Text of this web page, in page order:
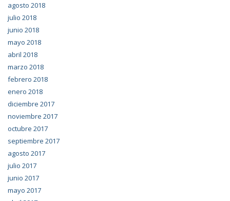
agosto 2018
julio 2018
junio 2018
mayo 2018
abril 2018
marzo 2018
febrero 2018
enero 2018
diciembre 2017
noviembre 2017
octubre 2017
septiembre 2017
agosto 2017
julio 2017
junio 2017
mayo 2017